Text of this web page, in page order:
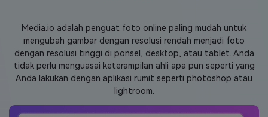
Media.io adalah penguat foto online paling mudah untuk
mengubah gambar dengan resolusi rendah menjadi foto
dengan resolusi tinggi di ponsel, desktop, atau tablet. Anda
tidak perlu menguasai keterampilan ahli apa pun seperti yang
Anda lakukan dengan aplikasi rumit seperti photoshop atau
lightroom.